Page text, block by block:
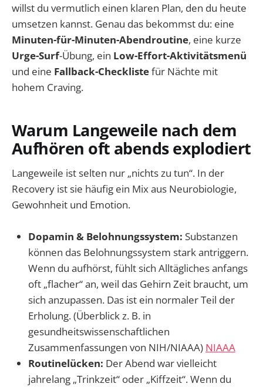
willst du vermutlich einen klaren Plan, den du heute
umsetzen kannst. Genau das bekommst du: eine
Minuten-für-Minuten-Abendroutine, eine kurze
Urge-Surf-Übung, ein Low-Effort-Aktivitätsmenü
und eine Fallback-Checklistefür Nächte mit
hohem Craving.
Warum Langeweile nach dem
Aufhören oft abends explodiert
Langeweile ist selten nur „nichts zu tun“. In der
Recovery ist sie häufig ein Mix aus Neurobiologie,
Gewohnheit und Emotion.
Dopamin & Belohnungssystem: Substanzen
können das Belohnungssystem stark antriggern.
Wenn du aufhörst, fühlt sich Alltägliches anfangs
oft „flacher“ an, weil das Gehirn Zeit braucht, um
sich anzupassen. Das ist ein normaler Teil der
Erholung. (Überblick z. B. in
gesundheitswissenschaftlichen
Zusammenfassungen von NIH/NIAAA) NIAAA
Routinelücken: Der Abend war vielleicht
jahrelang „Trinkzeit“ oder „Kiffzeit“. Wenn du